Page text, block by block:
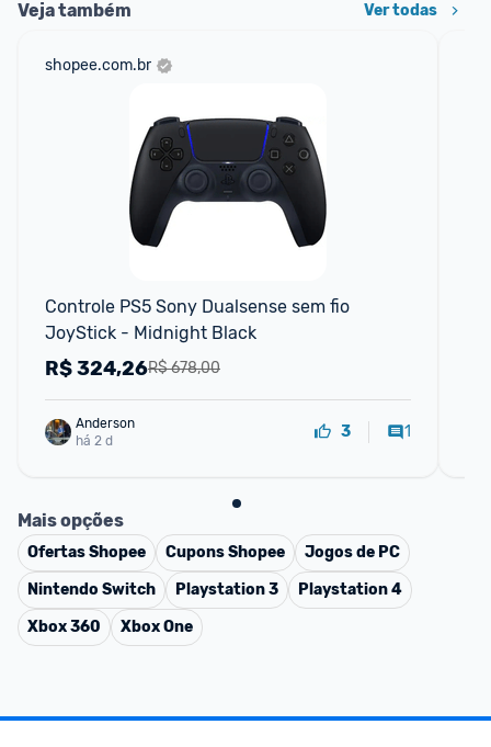
Veja também Ver todas
shopee.com.br
Controle PS5 Sony Dualsense sem fio
JoyStick - Midnight Black
R$ 678,00
R$324,26
Anderson
há 2 d
3 1
Mais opções
OfertasShopee CuponsShopee
Jogos de PC
Nintendo Switch
Playstation 3
Playstation 4
Xbox 360
Xbox One